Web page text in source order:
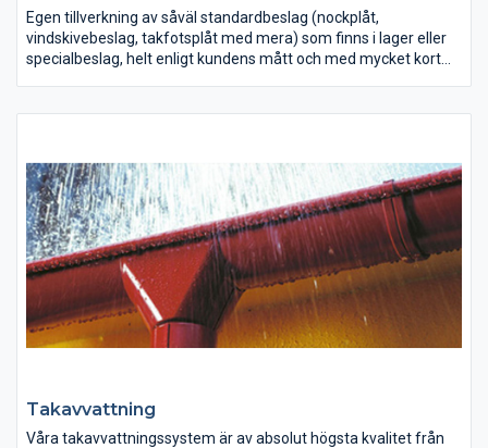
Egen tillverkning av såväl standardbeslag (nockplåt,
vindskivebeslag, takfotsplåt med mera) som finns i lager eller
specialbeslag, helt enligt kundens mått och med mycket kort
Välj bland ett 10-tal kulörer som är lagervara.
Takavvattning
Våra takavvattningssystem är av absolut högsta kvalitet från